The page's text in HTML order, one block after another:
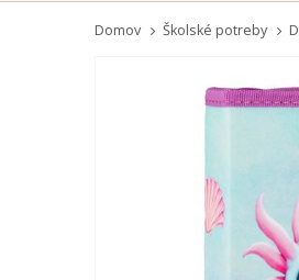
Domov Školské potreby